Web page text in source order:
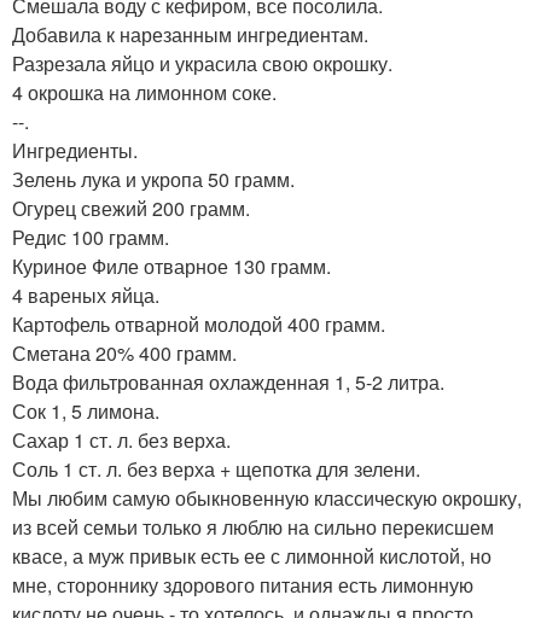
Добавила к нарезанным ингредиентам.
Разрезала яйцо и украсила свою окрошку.
4 окрошка на лимонном соке.
--.
Ингредиенты.
Зелень лука и укропа 50 грамм.
Огурец свежий 200 грамм.
Редис 100 грамм.
Куриное Филе отварное 130 грамм.
4 вареных яйца.
Картофель отварной молодой 400 грамм.
Сметана 20% 400 грамм.
Вода фильтрованная охлажденная 1, 5-2 литра.
Сок 1, 5 лимона.
Сахар 1 ст. л. без верха.
Соль 1 ст. л. без верха + щепотка для зелени.
Мы любим самую обыкновенную классическую окрошку,
из всей семьи только я люблю на сильно перекисшем
квасе, а муж привык есть ее с лимонной кислотой, но
мне, стороннику здорового питания есть лимонную